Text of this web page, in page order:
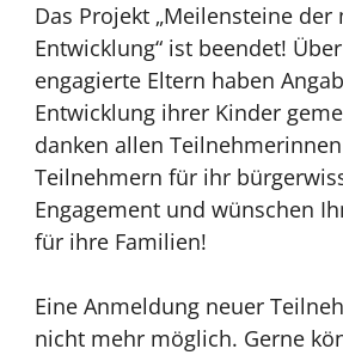
Das Projekt „Meilensteine
Entwicklung“ ist beendet!
engagierte Eltern haben
Entwicklung ihrer Kinder
danken allen
Teilnehmern für ihr
Engagement und wünschen
für ihre Familien!
Eine Anmeldung neuer
nicht mehr möglich. Gerne